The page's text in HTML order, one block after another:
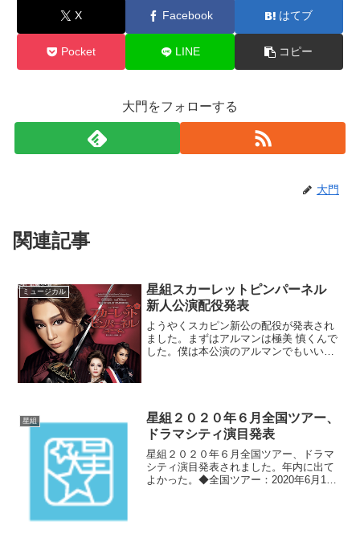
X Facebook はてブ
Pocket LINE コピー
大門をフォローする
大門
関連記事
ミュージカル
星組スカーレットピンパーネル
新人公演配役発表
ようやくスカピン新公の配役が発表され
ました。まずはアルマンは極美 慎くんで
した。僕は本公演のアルマンでもいいと
星組
星組２０２０年６月全国ツアー、
ドラマシティ演目発表
星組２０２０年６月全国ツアー、ドラマ
シティ演目発表されました。年内に出て
よかった。◆全国ツアー：2020年6月12